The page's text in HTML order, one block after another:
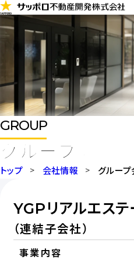
コ
ン
ス
キ
ッ
プ
グループ会社
GROUP
トップ 会社情報 グルー
YGPリアルエス
（連結子会社）
事業内容